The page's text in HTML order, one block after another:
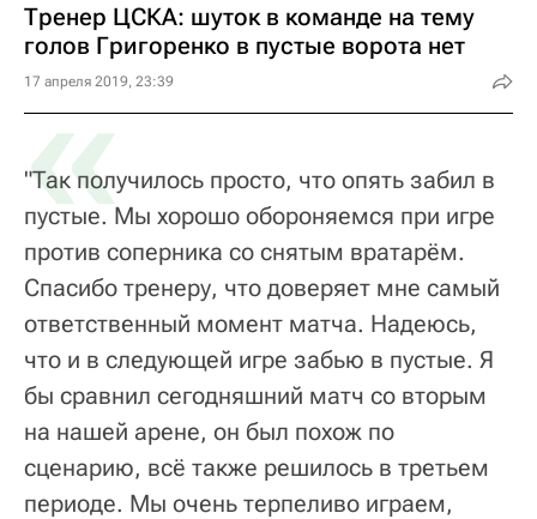
Тренер ЦСКА: шуток в команде на тему
голов Григоренко в пустые ворота нет
17 апреля 2019, 23:39
«
"Так получилось просто, что опять забил в
пустые. Мы хорошо обороняемся при игре
против соперника со снятым вратарём.
Спасибо тренеру, что доверяет мне самый
ответственный момент матча. Надеюсь,
что и в следующей игре забью в пустые. Я
бы сравнил сегодняшний матч со вторым
на нашей арене, он был похож по
сценарию, всё также решилось в третьем
периоде. Мы очень терпеливо играем,